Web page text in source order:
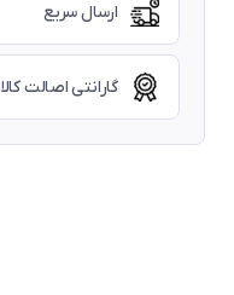
ارسال سریع
گارانتی اصالت کالا